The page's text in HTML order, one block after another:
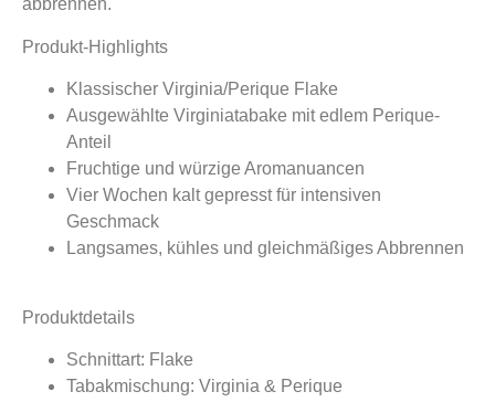
abbrennen.
Produkt-Highlights
Klassischer Virginia/Perique Flake
Ausgewählte Virginiatabake mit edlem Perique-
Anteil
Fruchtige und würzige Aromanuancen
Vier Wochen kalt gepresst für intensiven
Geschmack
Langsames, kühles und gleichmäßiges Abbrennen
Produktdetails
Schnittart: Flake
Tabakmischung: Virginia & Perique